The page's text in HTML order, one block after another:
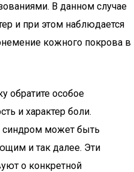
В данном случае
и при этом наблюдается
кожного покрова в
обратите особое
и характер боли.
синдром может быть
и так далее. Эти
о конкретной